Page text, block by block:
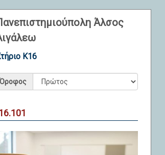
Άλσος
Κ16
Όροφος